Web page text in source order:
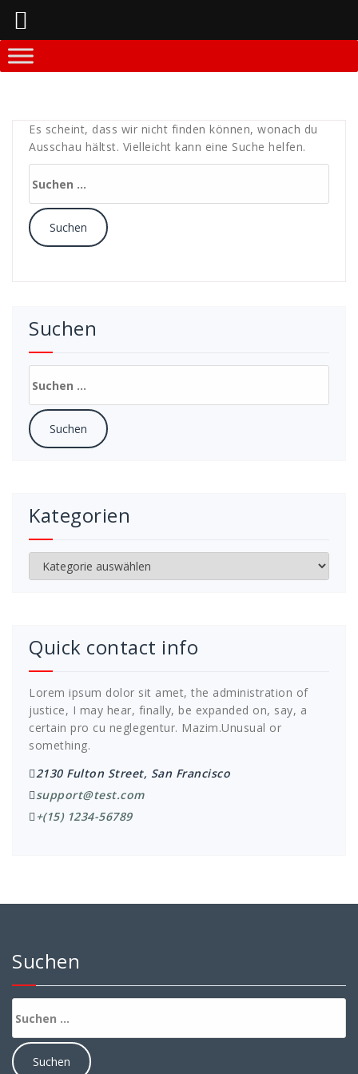
Springe
zum
Es scheint, dass wir nicht finden können, wonach du
Ausschau hältst. Vielleicht kann eine Suche helfen.
nach:
Suchen
nach:
Kategorien
Kategorien
Quick contact info
Lorem ipsum dolor sit amet, the administration of
justice, I may hear, finally, be expanded on, say, a
certain pro cu neglegentur. Mazim.Unusual or
something.
2130 Fulton Street, San Francisco
support@test.com
+(15) 1234-56789
Suchen
nach: